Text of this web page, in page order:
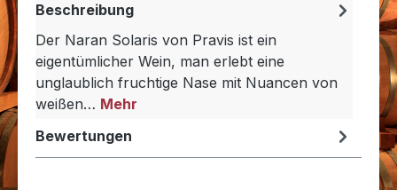
Beschreibung
Der Naran Solaris von Pravis ist ein
eigentümlicher Wein, man erlebt eine
unglaublich fruchtige Nase mit Nuancen von
weißen… Mehr
Bewertungen